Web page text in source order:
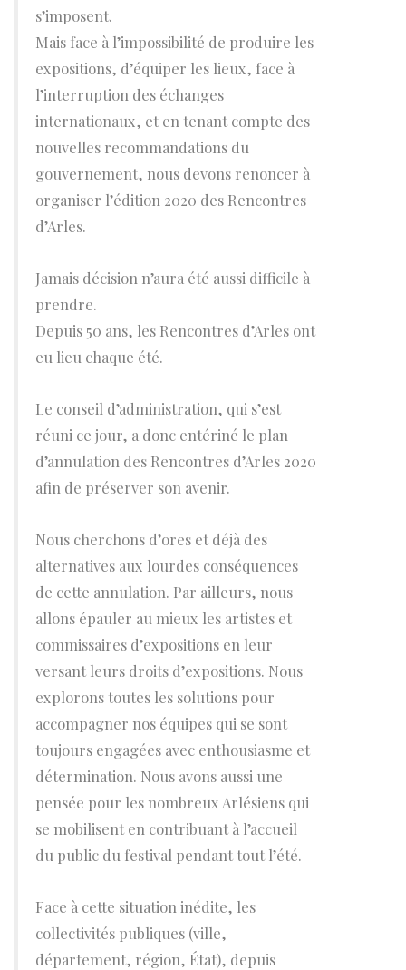
s’imposent.
Mais face à l’impossibilité de produire les
expositions, d’équiper les lieux, face à
l’interruption des échanges
internationaux, et en tenant compte des
nouvelles recommandations du
gouvernement, nous devons renoncer à
organiser l’édition 2020 des Rencontres
d’Arles.
Jamais décision n’aura été aussi difficile à
prendre.
Depuis 50 ans, les Rencontres d’Arles ont
eu lieu chaque été.
Le conseil d’administration, qui s’est
réuni ce jour, a donc entériné le plan
d’annulation des Rencontres d’Arles 2020
afin de préserver son avenir.
Nous cherchons d’ores et déjà des
alternatives aux lourdes conséquences
de cette annulation. Par ailleurs, nous
allons épauler au mieux les artistes et
commissaires d’expositions en leur
versant leurs droits d’expositions. Nous
explorons toutes les solutions pour
accompagner nos équipes qui se sont
toujours engagées avec enthousiasme et
détermination. Nous avons aussi une
pensée pour les nombreux Arlésiens qui
se mobilisent en contribuant à l’accueil
du public du festival pendant tout l’été.
Face à cette situation inédite, les
collectivités publiques (ville,
département, région, État), depuis